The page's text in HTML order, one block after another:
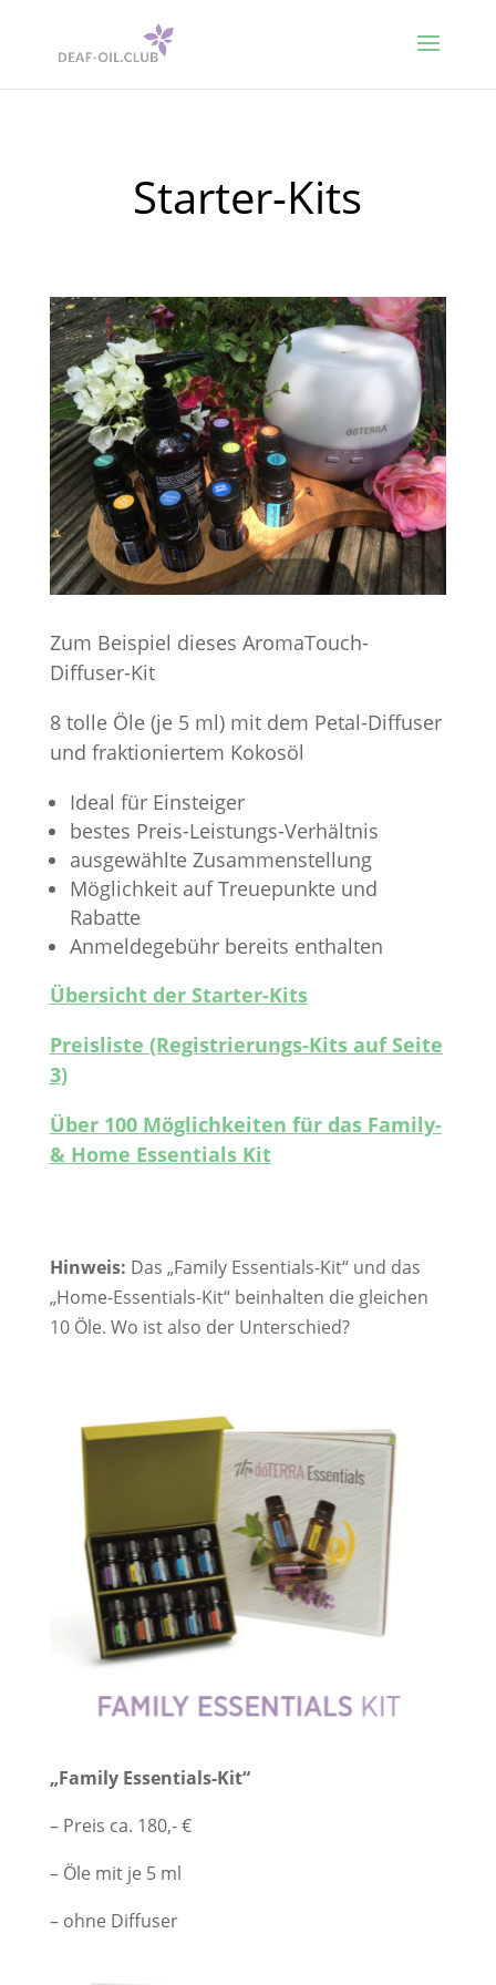
Starter-Kits
Zum Beispiel dieses AromaTouch-
Diffuser-Kit
8 tolle Öle (je 5 ml) mit dem Petal-Diffuser
und fraktioniertem Kokosöl
Ideal für Einsteiger
bestes Preis-Leistungs-Verhältnis
ausgewählte Zusammenstellung
Möglichkeit auf Treuepunkte und
Rabatte
Anmeldegebühr bereits enthalten
Übersicht der Starter-Kits
Preisliste (Registrierungs-Kits auf Seite
3)
Über 100 Möglichkeiten für das Family-
& Home Essentials Kit
Hinweis: Das „Family Essentials-Kit“ und das
„Home-Essentials-Kit“ beinhalten die gleichen
10 Öle. Wo ist also der Unterschied?
„Family Essentials-Kit“
– Preis ca. 180,- €
– Öle mit je 5 ml
– ohne Diffuser